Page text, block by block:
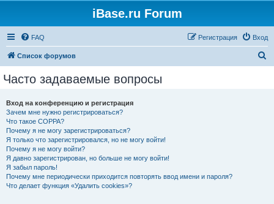
iBase.ru Forum
FAQ Вход
Регистрация
Список форумов
Часто задаваемые вопросы
Вход на конференцию и регистрация
Зачем мне нужно регистрироваться?
Что такое COPPA?
Почему я не могу зарегистрироваться?
Я только что зарегистрировался, но не могу войти!
Почему я не могу войти?
Я давно зарегистрирован, но больше не могу войти!
Я забыл пароль!
Почему мне периодически приходится повторять ввод имени и пароля?
Что делает функция «Удалить cookies»?